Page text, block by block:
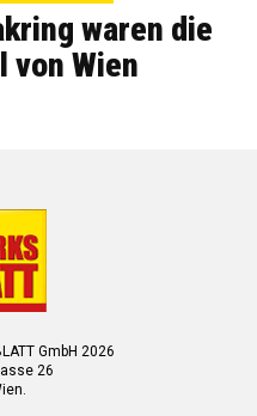
waren die
von Wien
GmbH 2026
26